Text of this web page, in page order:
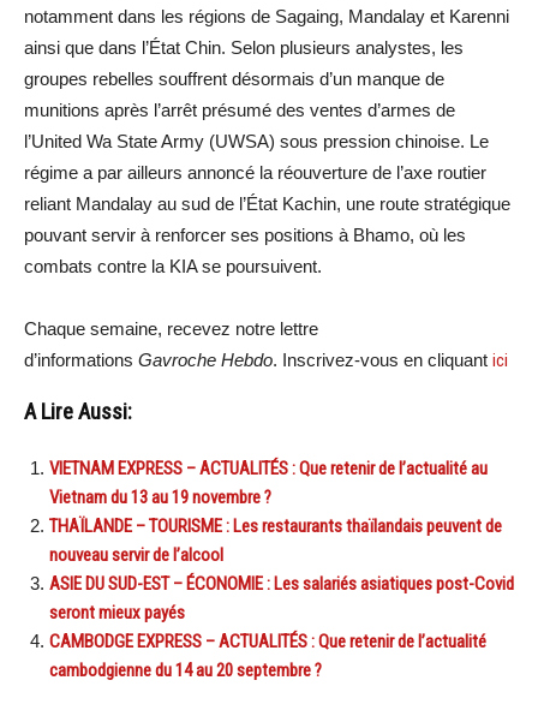
notamment dans les régions de Sagaing, Mandalay et Karenni
ainsi que dans l’État Chin. Selon plusieurs analystes, les
groupes rebelles souffrent désormais d’un manque de
munitions après l’arrêt présumé des ventes d’armes de
l’United Wa State Army (UWSA) sous pression chinoise. Le
régime a par ailleurs annoncé la réouverture de l’axe routier
reliant Mandalay au sud de l’État Kachin, une route stratégique
pouvant servir à renforcer ses positions à Bhamo, où les
combats contre la KIA se poursuivent.
Chaque semaine, recevez notre lettre
d’informations Gavroche Hebdo. Inscrivez-vous en cliquant ici
A Lire Aussi:
VIETNAM EXPRESS – ACTUALITÉS : Que retenir de l’actualité au
Vietnam du 13 au 19 novembre ?
THAÏLANDE – TOURISME : Les restaurants thaïlandais peuvent de
nouveau servir de l’alcool
ASIE DU SUD-EST – ÉCONOMIE : Les salariés asiatiques post-Covid
seront mieux payés
CAMBODGE EXPRESS – ACTUALITÉS : Que retenir de l’actualité
cambodgienne du 14 au 20 septembre ?